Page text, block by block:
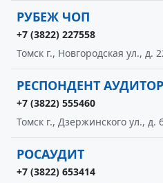
РУБЕЖ ЧОП
+7 (3822) 227558
Томск г., Новгородская ул., д.
РЕСПОНДЕНТ
+7 (3822) 555460
Томск г., Дзержинского ул., д.
РОСАУДИТ
+7 (3822) 653414